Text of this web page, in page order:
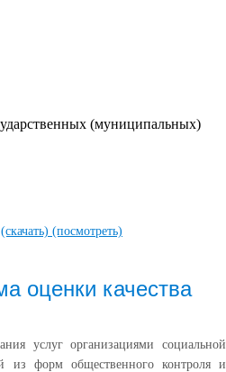
(муниципальных)
(скачать) (посмотреть)
оценки качества
услуг организациями социальной
из форм общественного контроля и